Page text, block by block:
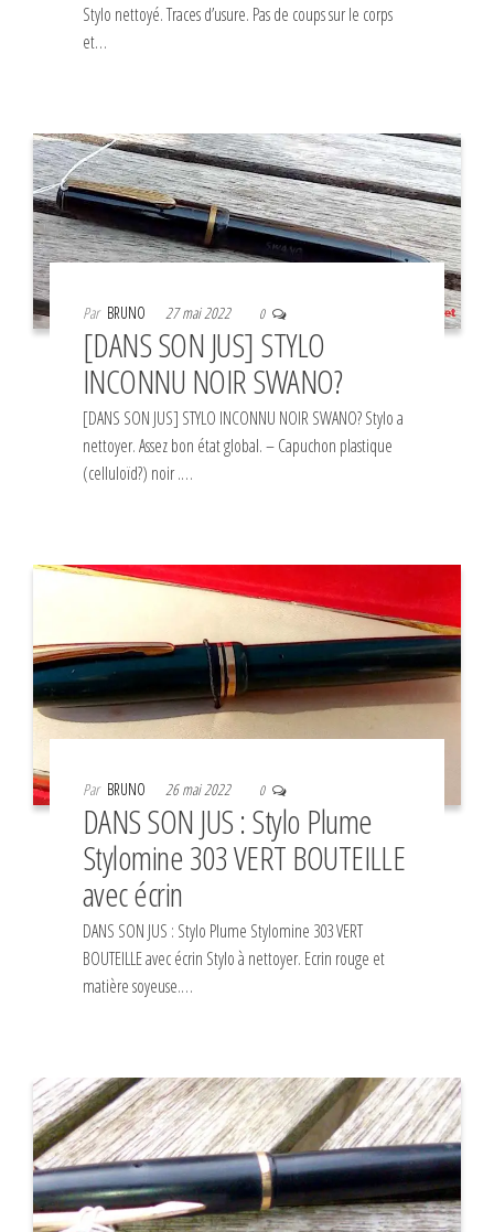
Stylo nettoyé. Traces d’usure. Pas de coups sur le corps
et…
Par BRUNO 27 mai 2022 0
[DANS SON JUS] STYLO
INCONNU NOIR SWANO?
[DANS SON JUS] STYLO INCONNU NOIR SWANO? Stylo a
nettoyer. Assez bon état global. – Capuchon plastique
(celluloïd?) noir .…
Par BRUNO 26 mai 2022 0
DANS SON JUS : Stylo Plume
Stylomine 303 VERT BOUTEILLE
avec écrin
DANS SON JUS : Stylo Plume Stylomine 303 VERT
BOUTEILLE avec écrin Stylo à nettoyer. Ecrin rouge et
matière soyeuse.…